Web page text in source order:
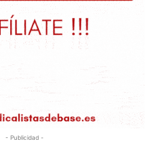
- Publicidad -